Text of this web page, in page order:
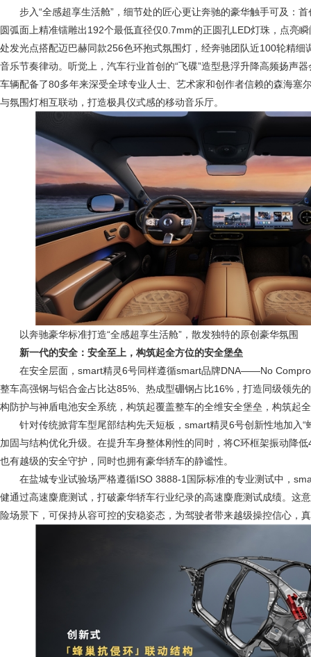
步入“全感超享生活舱”，细节处的匠心更让奔驰的豪华触手可及：
圆弧面上精准镭雕出192个最低直径仅0.7mm的正圆孔LED灯珠，点亮
处发光点搭配迈巴赫同款256色环抱式氛围灯，经奔驰团队近100轮精细
音乐节奏律动。听觉上，汽车行业首创的“飞碟”造型悬浮升降高频扬声
车辆配备了80多年来深受全球专业人士、艺术家和创作者信赖的森海塞
与氛围灯相互联动，打造极具仪式感的移动音乐厅。
以奔驰豪华标准打造“全感超享生活舱”，散发独特的原创豪华氛围
新一代的安全：安全至上，构筑起全方位的安全堡垒
在安全层面，smart精灵6号同样遵循smart品牌DNA——No
整车高强钢与铝合金占比达85%、热成型硼钢占比16%，打造同级领先
构防护与神盾电池安全系统，构筑起覆盖整车的全维安全堡垒，构筑起
针对传统掀背车型尾部结构先天短板，smart精灵6号创新性地加入“
加固与结构优化升级。在提升车身整体刚性的同时，将C环框架振动降
也有越级的安全守护，同时也拥有豪华轿车的静谧性。
在盐城专业试验场严格遵循ISO 3888-1国际标准的专业测试中，
健通过高速麋鹿测试，打破豪华轿车行业纪录的高速麋鹿测试成绩。这
险场景下，可保持从容可控的安稳姿态，为驾驶者带来越级操控信心，